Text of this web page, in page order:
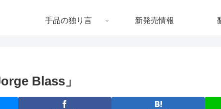
手品の独り言 新発売情報
Blass」